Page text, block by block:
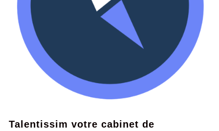
Talentissim votre cabinet de